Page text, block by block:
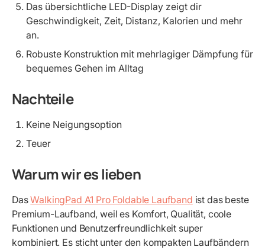
Das übersichtliche LED-Display zeigt dir
Geschwindigkeit, Zeit, Distanz, Kalorien und mehr
an.
Robuste Konstruktion mit mehrlagiger Dämpfung für
bequemes Gehen im Alltag
Nachteile
Keine Neigungsoption
Teuer
Warum wir es lieben
DasWalkingPad A1 Pro Foldable Laufband ist das beste
Premium-Laufband, weil es Komfort, Qualität, coole
Funktionen und Benutzerfreundlichkeit super
kombiniert. Es sticht unter den kompakten Laufbändern